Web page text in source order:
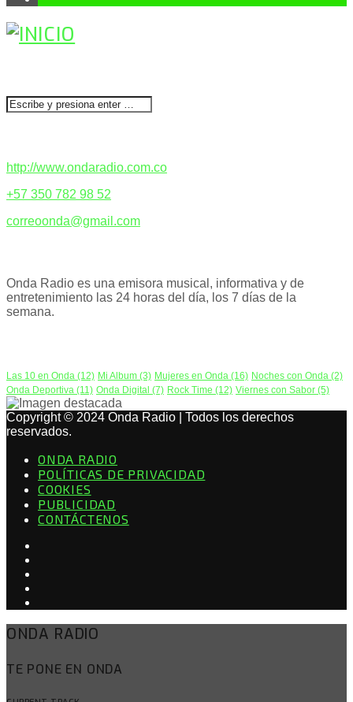
http://www.ondaradio.com.co
+57 350 782 98 52
correoonda@gmail.com
Onda Radio es una emisora musical, informativa y de
entretenimiento las 24 horas del día, los 7 días de la
semana.
Las 10 en Onda (12) Mi Album (3) Mujeres en Onda (16) Noches con Onda (2)
Onda Deportiva (11) Onda Digital (7) Rock Time (12) Viernes con Sabor (5)
Copyright © 2024 Onda Radio | Todos los derechos
reservados.
ONDA RADIO
POLÍTICAS DE PRIVACIDAD
COOKIES
PUBLICIDAD
CONTÁCTENOS
ONDA RADIO
TE PONE EN ONDA